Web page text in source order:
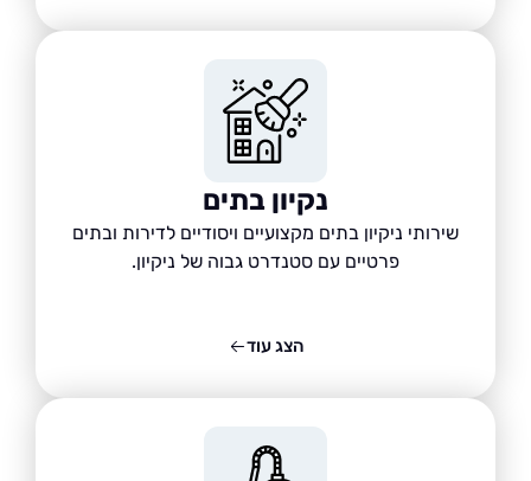
נקיון בתים
שירותי ניקיון בתים מקצועיים ויסודיים לדירות ובתים
פרטיים עם סטנדרט גבוה של ניקיון.